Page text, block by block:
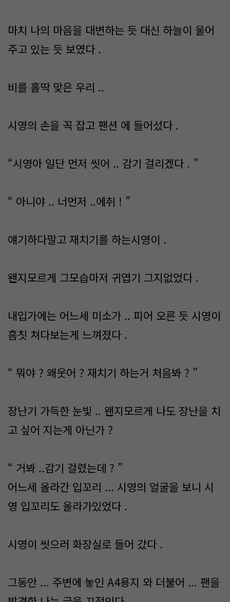
마치 나의 마음을 대변하는 듯 대신 하늘이 울어
주고 있는 듯 보였다 .
비를 홀딱 맞은 우리 ..
시영의 손을 꼭 잡고 팬션 에 들어섰다 .
“시영아 일단 먼저 씻어 .. 감기 걸리겠다 . ”
“ 아니야 .. 너먼저 ..에취 ! ”
얘기하다말고 재치기를 하는시영이 .
왠지모르게 그모습마저 귀엽기 그지없었다 .
내입가에는 어느세 미소가 .. 피어 오른 듯 시영이
흠칫 쳐다보는게 느껴졌다 .
“ 뭐야 ? 왜웃어 ? 재치기 하는거 처음봐 ? ”
장난기 가득한 눈빛 .. 왠지모르게 나도 장난을 치
고 싶어 지는게 아닌가 ?
“ 거봐 ..감기 걸렸는데 ? ”
어느세 올라간 입꼬리 ... 시영의 얼굴을 보니 시
영 입꼬리도 올라가있었다 .
시영이 씻으러 화장실로 들어 갔다 .
그동안 ... 주변에 놓인 A4용지 와 더불어 ... 팬을